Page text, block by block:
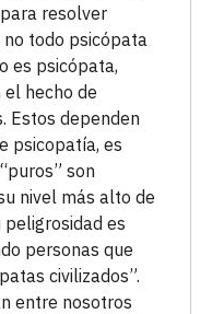
resolver
no todo psicópata
es psicópata,
hecho de
Estos dependen
psicopatía, es
son
nivel más alto de
es
personas que
civilizados”.
entre nosotros